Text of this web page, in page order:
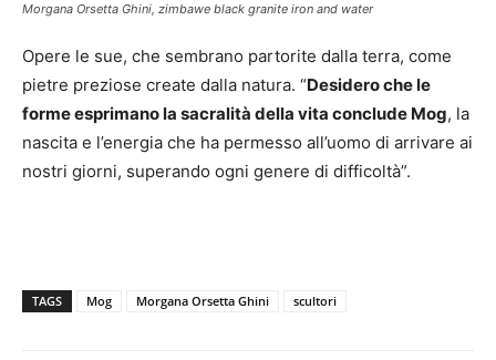
Morgana Orsetta Ghini, zimbawe black granite iron and water
Opere le sue, che sembrano partorite dalla terra, come
pietre preziose create dalla natura. “Desidero che le
forme esprimano la sacralità della vita conclude Mog, la
nascita e l’energia che ha permesso all’uomo di arrivare ai
nostri giorni, superando ogni genere di difficoltà”.
TAGS Mog Morgana Orsetta Ghini scultori